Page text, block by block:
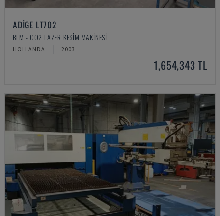
ADIGE LT702
BLM - CO2 LAZER KESIM MAKINESI
HOLLANDA 2003
1,654,343 TL